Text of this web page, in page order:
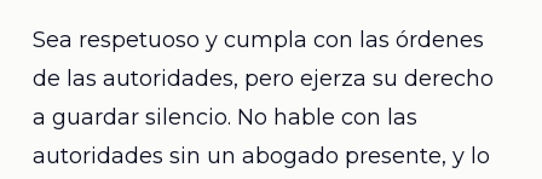
Sea respetuoso y cumpla con las órdenes
de las autoridades, pero ejerza su derecho
a guardar silencio. No hable con las
autoridades sin un abogado presente, y lo